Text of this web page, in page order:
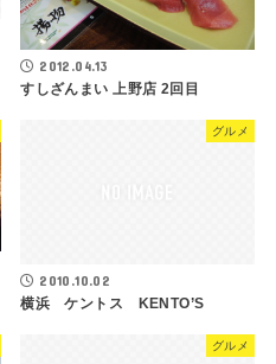
2012.04.13
すしざんまい 上野店 2回目
グルメ
2010.10.02
横浜 ケントス KENTO’S
グルメ